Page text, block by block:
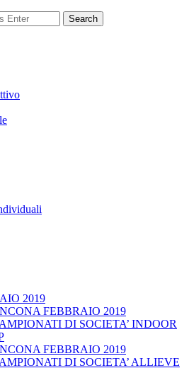
Search
2019
FEBBRAIO 2019
DI SOCIETA’ INDOOR
FEBBRAIO 2019
DI SOCIETA’ ALLIEVE